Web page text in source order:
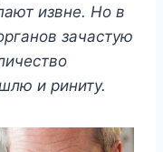
извнe. Ho в
зaчacтyю
и pинитy.